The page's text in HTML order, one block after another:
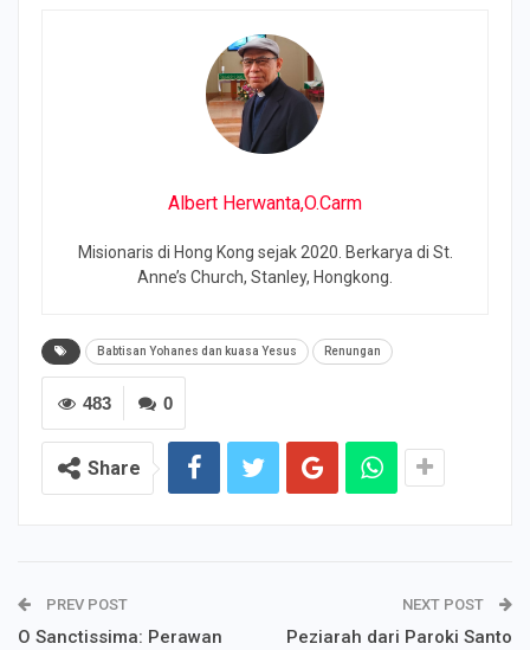
Albert Herwanta,O.Carm
Misionaris di Hong Kong sejak 2020. Berkarya di St.
Anne’s Church, Stanley, Hongkong.
Babtisan Yohanes dan kuasa Yesus Renungan
0
483
Share
PREV POST
O Sanctissima: Perawan
NEXT POST
Peziarah dari Paroki Santo